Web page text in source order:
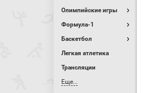
Олимпийские игры
Формула-1
Баскетбол
Легкая атлетика
Трансляции
Еще...